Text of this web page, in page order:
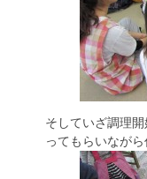
そしていざ調理
ってもらいながら